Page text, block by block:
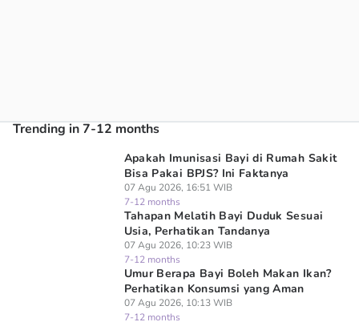
Trending in 7-12 months
Apakah Imunisasi Bayi di Rumah Sakit
Bisa Pakai BPJS? Ini Faktanya
07 Agu 2026, 16:51 WIB
7-12 months
Tahapan Melatih Bayi Duduk Sesuai
Usia, Perhatikan Tandanya
07 Agu 2026, 10:23 WIB
7-12 months
Umur Berapa Bayi Boleh Makan Ikan?
Perhatikan Konsumsi yang Aman
07 Agu 2026, 10:13 WIB
7-12 months